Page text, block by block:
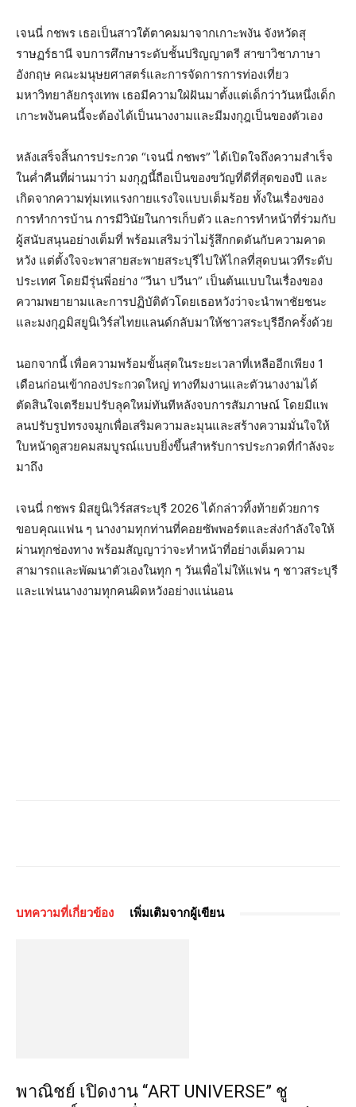
เจนนี่​ กชพร​ เธอเป็นสาวใต้ตาคมมาจาก​เกาะพงัน จังหวัดสุ
ราษฏร์ธานี​ จบการศึกษาระดับชั้น​ปริญญาตรี​ สาขาวิชาภาษา
อังกฤษ คณะมนุษยศาสตร์และการจัดการการท่องเที่ยว​
มหาวิทยาลัยกรุงเทพ​ เธอมีความใฝ่ฝันมาตั้งแต่เด็กว่าวันหนึ่งเด็ก
เกาะพงันคนนี้จะต้องได้เป็นนางงามและมีมงกุฎเป็นของตัวเอง
​หลังเสร็จสิ้นการประกวด “เจนนี่ กชพร” ได้เปิดใจถึงความสำเร็จ
ในค่ำคืนที่ผ่านมาว่า มงกุฎนี้ถือเป็นของขวัญที่ดีที่สุดของปี และ
เกิดจากความทุ่มเทแรงกายแรงใจแบบเต็มร้อย ทั้งในเรื่องของ
การทำการบ้าน การมีวินัยในการเก็บตัว และการทำหน้าที่ร่วมกับ
ผู้สนับสนุนอย่างเต็มที่ พร้อมเสริมว่าไม่รู้สึกกดดันกับความคาด
หวัง แต่ตั้งใจจะพาสายสะพายสระบุรีไปให้ไกลที่สุดบนเวทีระดับ
ประเทศ โดยมีรุ่นพี่อย่าง “วีนา ปวีนา” เป็นต้นแบบในเรื่องของ
ความพยายามและการปฏิบัติตัว​โดยเธอหวังว่าจะนำพาชัยชนะ
และ​มงกุฎ​มิสยูนิ​เวิร์ส​ไทยแลนด์​กลับมาให้ชาว​สระบุรีอีกครั้งด้วย​
​นอกจากนี้ เพื่อความพร้อมขั้นสุดในระยะเวลาที่เหลืออีกเพียง 1
เดือนก่อนเข้ากองประกวดใหญ่ ทางทีมงานและตัวนางงามได้
ตัดสินใจเตรียมปรับลุคใหม่ทันทีหลังจบการสัมภาษณ์ โดยมีแพ
ลนปรับรูปทรงจมูกเพื่อเสริมความละมุนและสร้างความมั่นใจให้
ใบหน้าดูสวยคมสมบูรณ์แบบยิ่งขึ้นสำหรับการประกวดที่กำลังจะ
มาถึง
​เจนนี่ กชพร มิสยูนิ​เวิร์ส​สระบุรี​ 2026​ ได้กล่าวทิ้งท้ายด้วยการ
ขอบคุณแฟน ๆ นางงามทุกท่านที่คอยซัพพอร์ตและส่งกำลังใจให้
ผ่านทุกช่องทาง พร้อมสัญญาว่าจะทำหน้าที่อย่างเต็มความ
สามารถและพัฒนาตัวเองในทุก ๆ วันเพื่อไม่ให้แฟน ๆ ชาวสระบุรี
และแฟนนางงามทุกคนผิดหวังอย่างแน่นอน
บทความที่เกี่ยวข้อง เพิ่มเติมจากผู้เขียน
พาณิชย์ เปิดงาน “ART UNIVERSE” ชู